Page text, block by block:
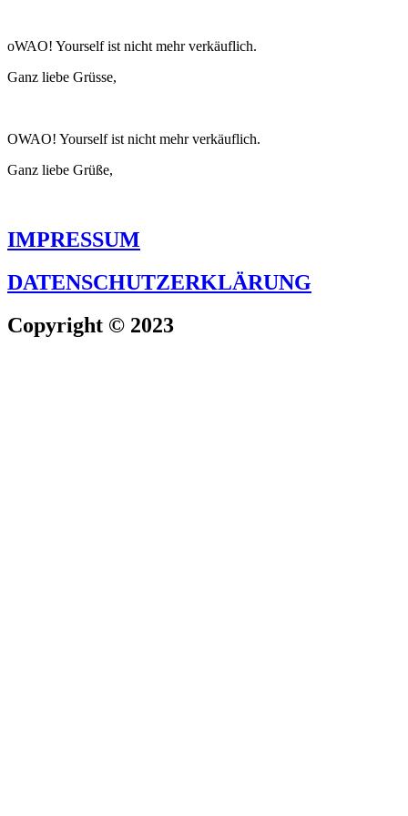
oWAO! Yourself ist nicht mehr verkäuflich.
Ganz liebe Grüsse,
OWAO! Yourself ist nicht mehr verkäuflich.
Ganz liebe Grüße,
IMPRESSUM
DATENSCHUTZERKLÄRUNG
Copyright © 2023